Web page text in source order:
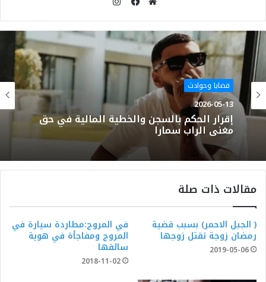
الويب
قضايا وحوادث
2026-05-13
إقرار الحكم بالسجن والخطية المالية في حق
مغني الراب سمارا
مقالات ذات صلة
( الجبل الاحمر) بسبب قضية
رمضان زوجة تقتل زوجها
2019-05-06
في المروج:مطاردة سيارة في
المروج ومفاجأة في هوية
سائقها
2018-11-02